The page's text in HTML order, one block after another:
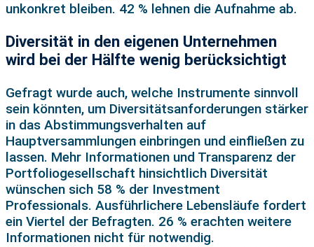
unkonkret bleiben. 42 % lehnen die Aufnahme ab.
Diversität in den eigenen Unternehmen
wird bei der Hälfte wenig berücksichtigt
Gefragt wurde auch, welche Instrumente sinnvoll
sein könnten, um Diversitätsanforderungen stärker
in das Abstimmungsverhalten auf
Hauptversammlungen einbringen und einfließen zu
lassen. Mehr Informationen und Transparenz der
Portfoliogesellschaft hinsichtlich Diversität
wünschen sich 58 % der Investment
Professionals. Ausführlichere Lebensläufe fordert
ein Viertel der Befragten. 26 % erachten weitere
Informationen nicht für notwendig.